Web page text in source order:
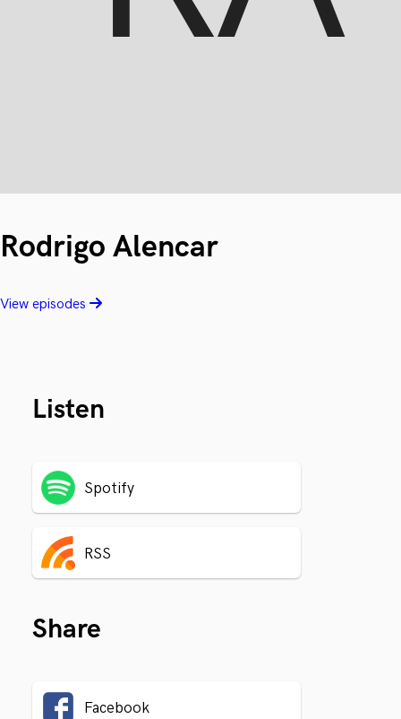
Rodrigo Alencar
View episodes
Listen
Spotify
RSS
Share
Facebook